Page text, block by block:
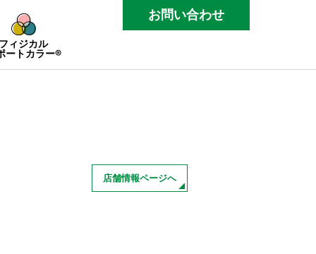
お問い合わせ
ィジカル
ートカラー®
店舗情報ページへ